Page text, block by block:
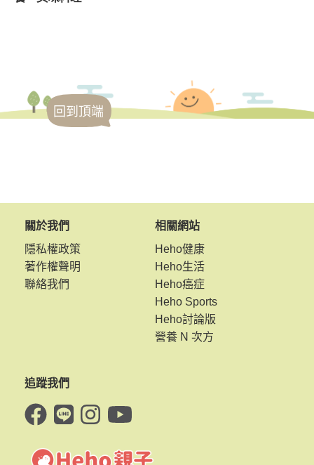
回到頂端
關於我們
隱私權政策
著作權聲明
聯絡我們
相關網站
Heho健康
Heho生活
Heho癌症
Heho Sports
Heho討論版
營養 N 次方
追蹤我們